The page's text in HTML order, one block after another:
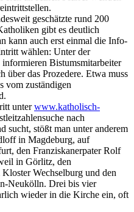
geschätzte rund 200
gibt es deutlich
kann auch erst einmal die Info-
wählen: Unter der
Bistumsmitarbeiter
über das Prozedere. Etwa muss
vom zuständigen
unterwww.katholisch-
nach
sucht, stößt man unter anderem
in Magdeburg, auf
den Franziskanerpater Rolf
in Görlitz, den
Wechselburg und den
Neukölln. Drei bis vier
wieder in die Kirche ein, oft